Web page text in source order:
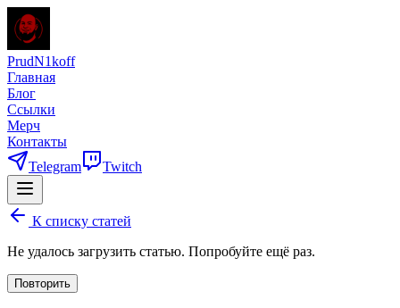
PrudN1koff
Главная
Блог
Ссылки
Мерч
Контакты
Telegram
Twitch
К списку статей
Не удалось загрузить статью. Попробуйте ещё раз.
Повторить